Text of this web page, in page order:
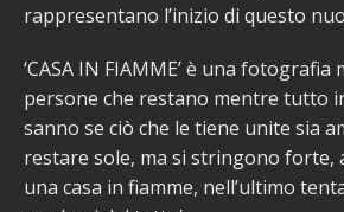
rappresentano l’inizio di questo
‘CASA IN FIAMME’ è una fotografia
persone che restano mentre tutto
sanno se ciò che le tiene unite sia
restare sole, ma si stringono forte,
una casa in fiamme, nell’ultimo